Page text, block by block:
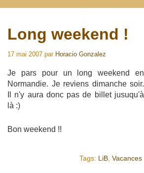
Long weekend !
17 mai 2007 par Horacio Gonzalez
Je pars pour un long weekend en
Normandie. Je reviens dimanche soir.
Il n'y aura donc pas de billet jusuqu'à
là :)
Bon weekend !!
Tags: LiB, Vacances